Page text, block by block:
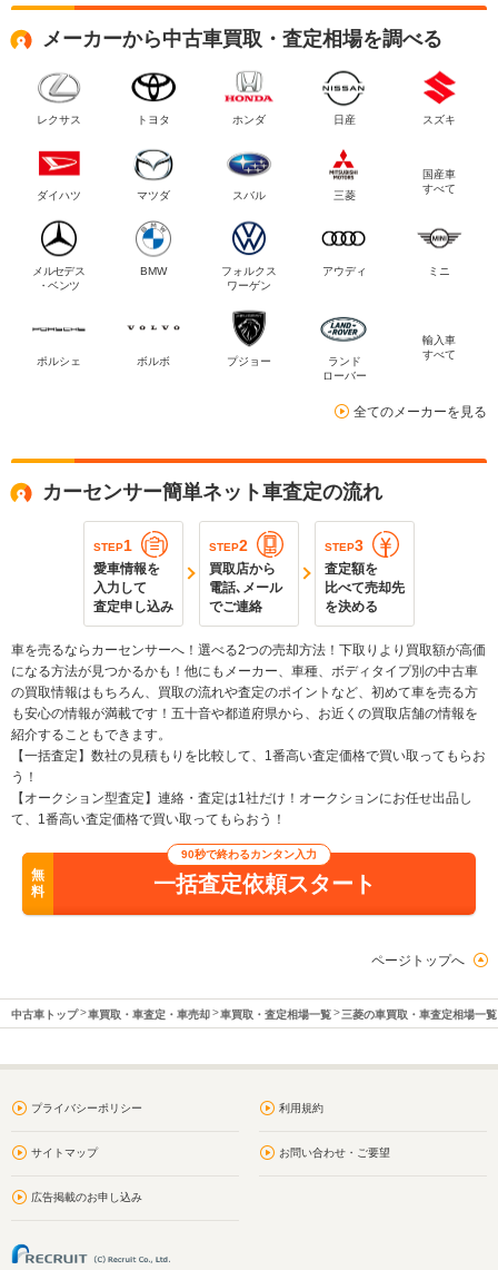
メーカーから中古車買取・査定相場を調べる
レクサス トヨタ ホンダ 日産 スズキ
ダイハツ マツダ スバル 三菱
国産車
すべて
メルセデス
・ベンツ
BMW
フォルクス
ワーゲン
アウディ ミニ
ポルシェ ボルボ プジョー
ランド
ローバー
輸入車
すべて
全てのメーカーを見る
カーセンサー簡単ネット車査定の流れ
STEP1
愛車情報を
入力して
査定申し込み
STEP2
買取店から
電話､メール
でご連絡
STEP3
査定額を
比べて売却先
を決める
車を売るならカーセンサーへ！選べる2つの売却方法！下取りより買取額が高価
になる方法が見つかるかも！他にもメーカー、車種、ボディタイプ別の中古車
の買取情報はもちろん、買取の流れや査定のポイントなど、初めて車を売る方
も安心の情報が満載です！五十音や都道府県から、お近くの買取店舗の情報を
紹介することもできます。
【一括査定】数社の見積もりを比較して、1番高い査定価格で買い取ってもらお
う！
【オークション型査定】連絡・査定は1社だけ！オークションにお任せ出品し
て、1番高い査定価格で買い取ってもらおう！
無
料
90秒で終わるカンタン入力
一括査定依頼スタート
ページトップへ
中古車トップ 車買取・車査定・車売却 車買取・査定相場一覧 三菱の車買取・車査定相場一覧
プライバシーポリシー 利用規約
サイトマップ お問い合わせ・ご要望
広告掲載のお申し込み